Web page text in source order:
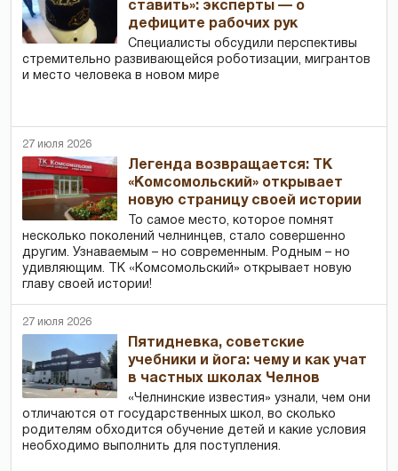
ставить»: эксперты — о
дефиците рабочих рук
Специалисты обсудили перспективы
стремительно развивающейся роботизации, мигрантов
и место человека в новом мире
27 июля 2026
Легенда возвращается: ТК
«Комсомольский» открывает
новую страницу своей истории
То самое место, которое помнят
несколько поколений челнинцев, стало совершенно
другим. Узнаваемым – но современным. Родным – но
удивляющим. ТК «Комсомольский» открывает новую
главу своей истории!
27 июля 2026
Пятидневка, советские
учебники и йога: чему и как учат
в частных школах Челнов
«Челнинские известия» узнали, чем они
отличаются от государственных школ, во сколько
родителям обходится обучение детей и какие условия
необходимо выполнить для поступления.